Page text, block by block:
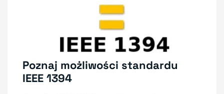
Poznaj możliwości standardu
IEEE 1394